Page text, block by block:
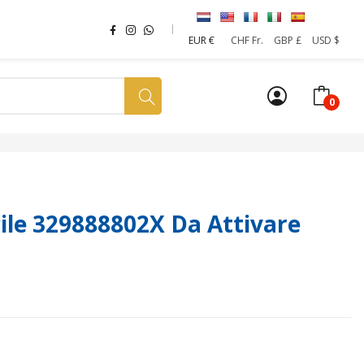
EUR €
CHF Fr. GBP £ USD $
0
329888802X Da Attivare